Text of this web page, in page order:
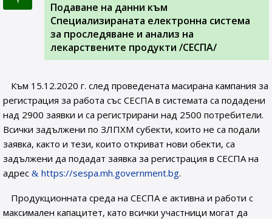
Подаване на данни към
Специализираната електронна система
за проследяване и анализ на
лекарствените продукти /СЕСПА/
Към 15.12.2020 г. след проведената масирана кампания за
регистрация за работа със СЕСПА в системата са подадени
над 2900 заявки и са регистрирани над 2500 потребители.
Всички задължени по ЗЛПХМ субекти, които не са подали
заявка, както и тези, които откриват нови обекти, са
задължени да подадат заявка за регистрация в СЕСПА на
адрес
https://sespa.mh.government.bg.
Продукционната среда на СЕСПА е активна и работи с
максимален капацитет, като всички участници могат да